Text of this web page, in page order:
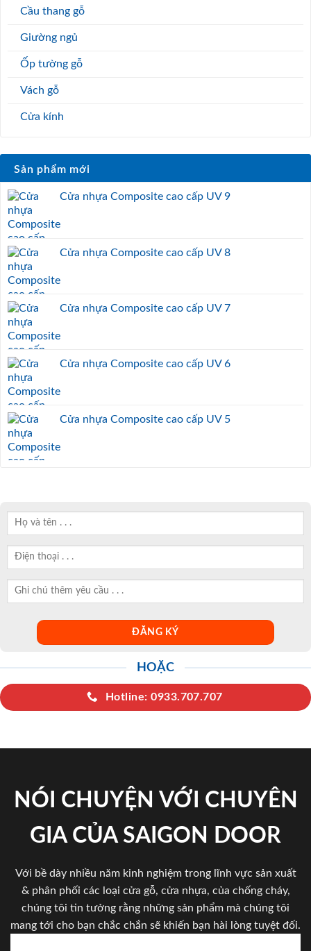
Cầu thang gỗ
Giường ngủ
Ốp tường gỗ
Vách gỗ
Cửa kính
Sản phẩm mới
Cửa nhựa Composite cao cấp UV 9
Cửa nhựa Composite cao cấp UV 8
Cửa nhựa Composite cao cấp UV 7
Cửa nhựa Composite cao cấp UV 6
Cửa nhựa Composite cao cấp UV 5
HOẶC
Hotline: 0933.707.707
NÓI CHUYỆN VỚI CHUYÊN
GIA CỦA SAIGON DOOR
Với bề dày nhiều năm kinh nghiệm trong lĩnh vực sản xuất
& phân phối các loại cửa gỗ, cửa nhựa, của chống cháy,
chúng tôi tin tưởng rằng những sản phẩm mà chúng tôi
mang tới cho bạn chắc chắn sẽ khiến bạn hài lòng tuyệt đối.